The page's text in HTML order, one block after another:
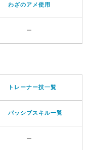
わざのアメ使用
ー
トレーナー技一覧
パッシブスキル一覧
ー